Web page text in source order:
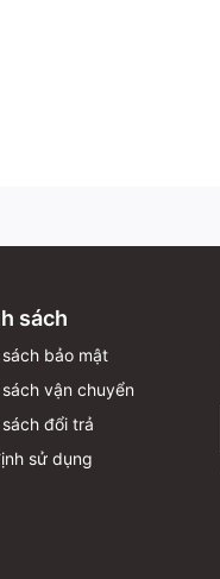
sách
sách bảo mật
sách vận chuyển
sách đổi trả
sử dụng